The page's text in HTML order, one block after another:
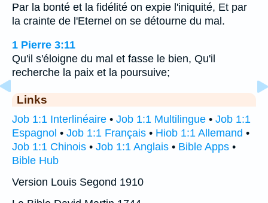
Par la bonté et la fidélité on expie l'iniquité, Et par
la crainte de l'Eternel on se détourne du mal.
1 Pierre 3:11
Qu'il s'éloigne du mal et fasse le bien, Qu'il
recherche la paix et la poursuive;
Links
Job 1:1 Interlinéaire • Job 1:1 Multilingue • Job 1:1
Espagnol • Job 1:1 Français • Hiob 1:1 Allemand •
Job 1:1 Chinois • Job 1:1 Anglais • Bible Apps •
Bible Hub
Version Louis Segond 1910